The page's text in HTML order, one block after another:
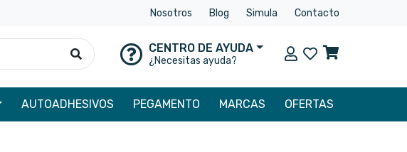
Nosotros Blog Simula Contacto
Buscar CENTRO DE AYUDA
¿Necesitas ayuda?
Mi cuenta
AUTOADHESIVOS PEGAMENTO MARCAS OFERTAS